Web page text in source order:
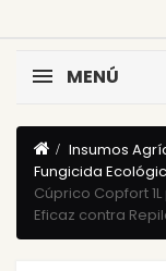
MENÚ
Insumos
Fungicida
Cúprico Copfort
Eficaz contra